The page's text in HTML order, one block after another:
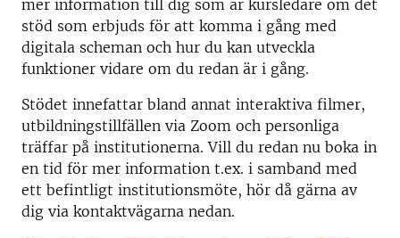
mer information till dig som är kursledare om det
stöd som erbjuds för att komma i gång med
digitala scheman och hur du kan utveckla
funktioner vidare om du redan är i gång.
Stödet innefattar bland annat interaktiva filmer,
utbildningstillfällen via Zoom och personliga
träffar på institutionerna. Vill du redan nu boka in
en tid för mer information t.ex. i samband med
ett befintligt institutionsmöte, hör då gärna av
dig via kontaktvägarna nedan.